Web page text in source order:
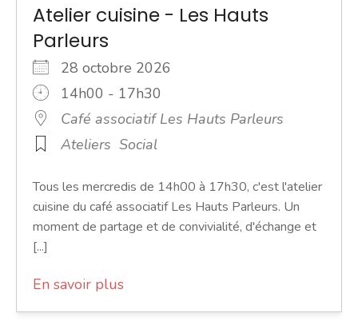
Atelier cuisine - Les Hauts
Parleurs
28 octobre 2026
14h00 - 17h30
Café associatif Les Hauts Parleurs
Ateliers Social
Tous les mercredis de 14h00 à 17h30, c'est l'atelier
cuisine du café associatif Les Hauts Parleurs. Un
moment de partage et de convivialité, d'échange et
[...]
En savoir plus